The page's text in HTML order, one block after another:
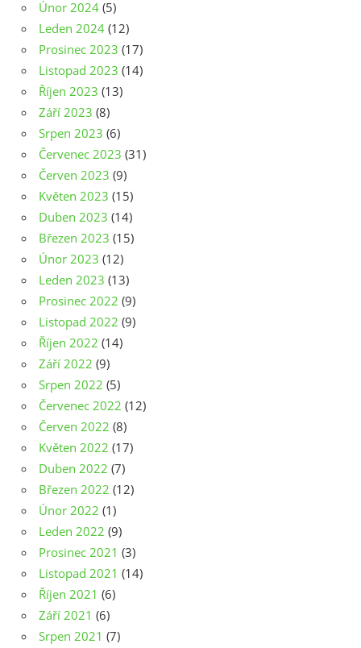
Únor 2024 (5)
Leden 2024 (12)
Prosinec 2023 (17)
Listopad 2023 (14)
Říjen 2023 (13)
Září 2023 (8)
Srpen 2023 (6)
Červenec 2023 (31)
Červen 2023 (9)
Květen 2023 (15)
Duben 2023 (14)
Březen 2023 (15)
Únor 2023 (12)
Leden 2023 (13)
Prosinec 2022 (9)
Listopad 2022 (9)
Říjen 2022 (14)
Září 2022 (9)
Srpen 2022 (5)
Červenec 2022 (12)
Červen 2022 (8)
Květen 2022 (17)
Duben 2022 (7)
Březen 2022 (12)
Únor 2022 (1)
Leden 2022 (9)
Prosinec 2021 (3)
Listopad 2021 (14)
Říjen 2021 (6)
Září 2021 (6)
Srpen 2021 (7)